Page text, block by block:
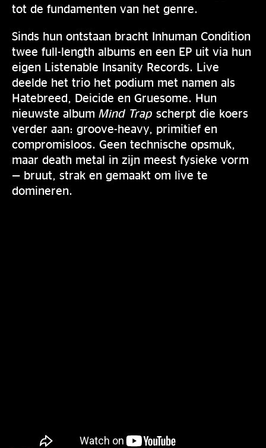
tot de fundamenten van het genre.
Sinds hun ontstaan bracht Inhuman Condition
twee full-length albums en een EP uit via hun
eigen Listenable Insanity Records. Live
deelde het trio het podium met namen als
Hatebreed, Deicide en Gruesome. Hun
nieuwste album Mind Trap scherpt die koers
verder aan: groove-heavy, primitief en
compromisloos. Geen technische opsmuk,
maar death metal in zijn meest fysieke vorm
— bruut, strak en gemaakt om live te
domineren.